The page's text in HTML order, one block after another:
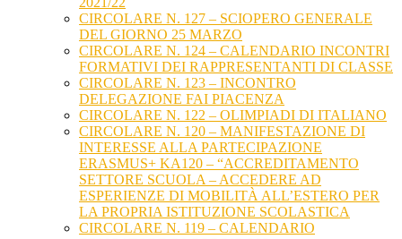
CIRCOLARE N. 127 – SCIOPERO GENERALE
DEL GIORNO 25 MARZO
CIRCOLARE N. 124 – CALENDARIO INCONTRI
FORMATIVI DEI RAPPRESENTANTI DI CLASSE
CIRCOLARE N. 123 – INCONTRO
DELEGAZIONE FAI PIACENZA
CIRCOLARE N. 122 – OLIMPIADI DI ITALIANO
CIRCOLARE N. 120 – MANIFESTAZIONE DI
INTERESSE ALLA PARTECIPAZIONE
ERASMUS+ KA120 – “ACCREDITAMENTO
SETTORE SCUOLA – ACCEDERE AD
ESPERIENZE DI MOBILITÀ ALL’ESTERO PER
LA PROPRIA ISTITUZIONE SCOLASTICA
CIRCOLARE N. 119 – CALENDARIO